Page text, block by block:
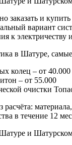
заказать и
вариант
к
в Шатуре,
колец – от 40.000
– от 55.000
очистки
в течение 12